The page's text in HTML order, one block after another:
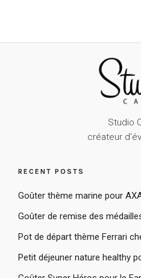
Studio
créateur
RECENT POSTS
Goûter thème marine pour
Goûter de remise des
Pot de départ thème Ferrari
Petit déjeuner nature healthy